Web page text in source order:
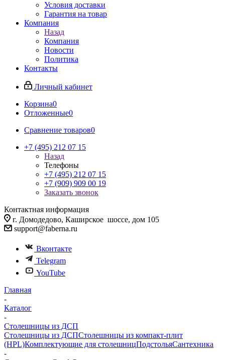
Условия доставки
Гарантия на товар
Компания
Назад
Компания
Новости
Политика
Контакты
Личный кабинет
Корзина0
Отложенные0
Сравнение товаров0
+7 (495) 212 07 15
Назад
Телефоны
+7 (495) 212 07 15
+7 (909) 909 00 19
Заказать звонок
Контактная информация
г. Домодедово, Каширское шоссе, дом 105
support@faberna.ru
Вконтакте
Telegram
YouTube
Главная
-
Каталог
-
Столешницы из ДСП
Столешницы из ДСПСтолешницы из компакт-плит
(HPL)Комплектующие для столешницПодстольяСантехника
-